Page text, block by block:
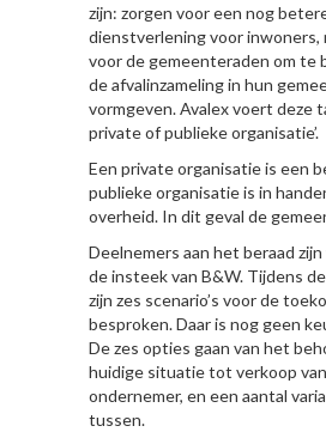
zijn: zorgen voor een nog
dienstverlening voor inwoners,
voor de gemeenteraden om te
de afvalinzameling in hun
vormgeven. Avalex voert deze
private of publieke organisatie’.
Een private organisatie is een
publieke organisatie is in
overheid. In dit geval de
Deelnemers aan het beraad
de insteek van B&W. Tijdens
zijn zes scenario’s voor de
besproken. Daar is nog geen
De zes opties gaan van het
huidige situatie tot verkoop
ondernemer, en een aantal
tussen.